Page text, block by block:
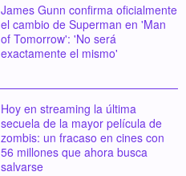
James Gunn confirma oficialmente
el cambio de Superman en 'Man
of Tomorrow': 'No será
exactamente el mismo'
Hoy en streaming la última
secuela de la mayor película de
zombis: un fracaso en cines con
56 millones que ahora busca
salvarse